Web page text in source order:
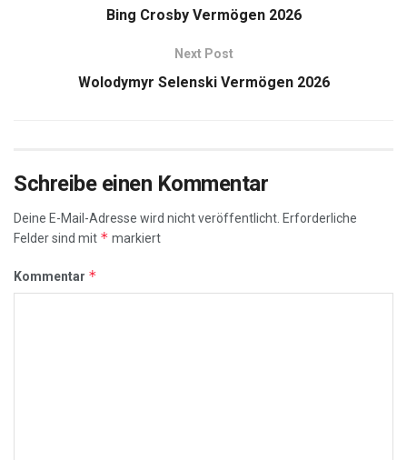
Bing Crosby Vermögen 2026
Next Post
Wolodymyr Selenski Vermögen 2026
Schreibe einen Kommentar
Deine E-Mail-Adresse wird nicht veröffentlicht. Erforderliche
Felder sind mit * markiert
Kommentar *